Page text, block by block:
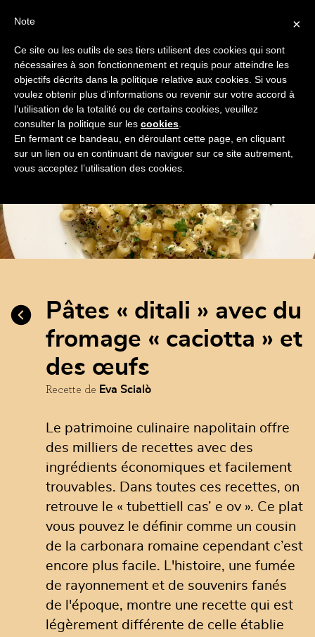
Toggle
navigation
FRANÇAIS
TOUTES SPÉCIALITÉS PÂTES LÉGUMES
pâtes « ditali » avec du
fromage « caciotta » et
des œufs
Recette de Eva Scialò
Le patrimoine culinaire napolitain offre
des milliers de recettes avec des
ingrédients économiques et facilement
trouvables. Dans toutes ces recettes, on
retrouve le « tubettiell cas’ e ov ». Ce plat
vous pouvez le définir comme un cousin
de la carbonara romaine cependant c’est
encore plus facile. L'histoire, une fumée
de rayonnement et de souvenirs fanés
de l'époque, montre une recette qui est
légèrement différente de celle établie
×
Note
Ce site ou les outils de ses tiers utilisent des cookies qui sont
nécessaires à son fonctionnement et requis pour atteindre les
objectifs décrits dans la politique relative aux cookies. Si vous
voulez obtenir plus d’informations ou revenir sur votre accord à
l’utilisation de la totalité ou de certains cookies, veuillez
consulter la politique sur les cookies
En fermant ce bandeau, en déroulant cette page, en cliquant
sur un lien ou en continuant de naviguer sur ce site autrement,
vous acceptez l’utilisation des cookies.